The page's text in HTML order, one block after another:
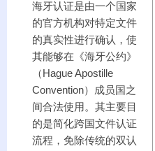
海牙认证是由一个国家
的官方机构对特定文件
的真实性进行确认，使
其能够在《海牙公约》
（Hague Apostille
Convention）成员国之
间合法使用。其主要目
的是简化跨国文件认证
流程，免除传统的双认